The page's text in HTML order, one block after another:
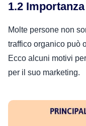
1.2
Molte persone non
traffico organico può
Ecco alcuni motivi
per il suo marketing.